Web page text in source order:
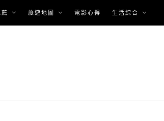
旅遊地圖 電影心得 生活綜合